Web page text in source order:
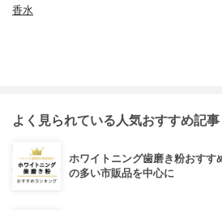
香水
よく見られている人気おすすめ記事
ホワイトニング歯磨き粉おすす
の多い市販品を中心に